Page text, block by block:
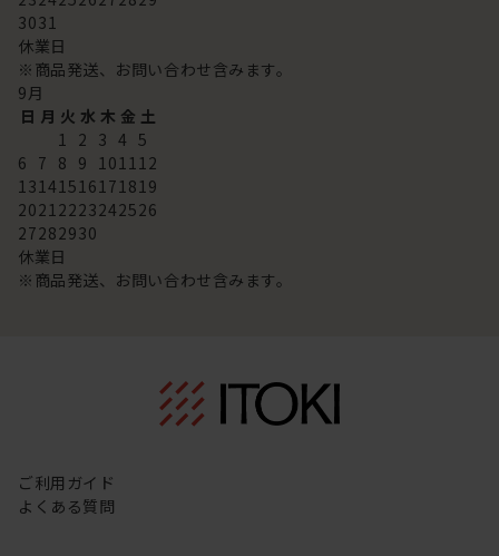
3031
休業日
※商品発送、お問い合わせ含みます。
9月
日 月 火 水 木 金 土
1 2 3 4 5
6 7 8 9 101112
13141516171819
20212223242526
27282930
休業日
※商品発送、お問い合わせ含みます。
ご利用ガイド
よくある質問